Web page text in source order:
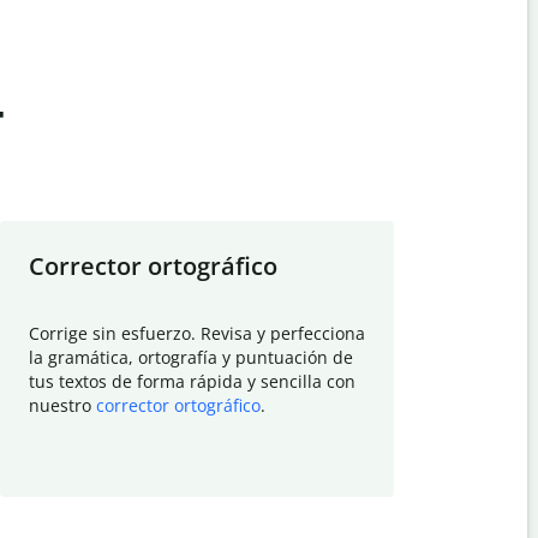
Corrector ortográfico
Corrige sin esfuerzo. Revisa y perfecciona
la gramática, ortografía y puntuación de
tus textos de forma rápida y sencilla con
nuestro corrector ortográfico.